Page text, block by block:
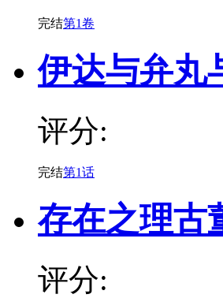
完结第1卷
伊达与弁丸
评分:
完结第1话
存在之理古
评分: